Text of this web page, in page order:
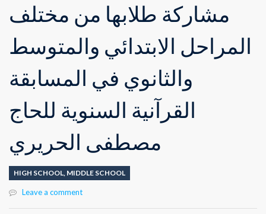
مشاركة طلابها من مختلف
المراحل الابتدائي والمتوسط
والثانوي في المسابقة
القرآنية السنوية للحاج
مصطفى الحريري
HIGH SCHOOL, MIDDLE SCHOOL
Leave a comment